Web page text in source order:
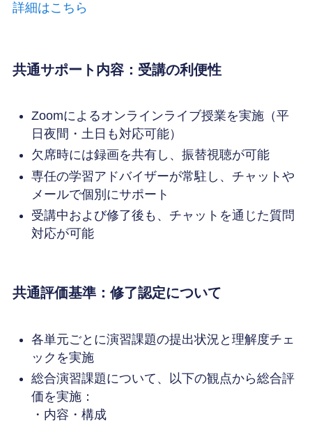
詳細はこちら
共通サポート内容：受講の利便性
Zoomによるオンラインライブ授業を実施（平
日夜間・土日も対応可能）
欠席時には録画を共有し、振替視聴が可能
専任の学習アドバイザーが常駐し、チャットや
メールで個別にサポート
受講中および修了後も、チャットを通じた質問
対応が可能
共通評価基準：修了認定について
各単元ごとに演習課題の提出状況と理解度チェ
ックを実施
総合演習課題について、以下の観点から総合評
価を実施：
・内容・構成